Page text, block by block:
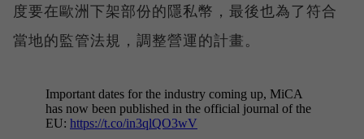
度要在歐洲下架部份的隱私幣，最後也為了符合
當地的監管法規，調整營運的計畫。